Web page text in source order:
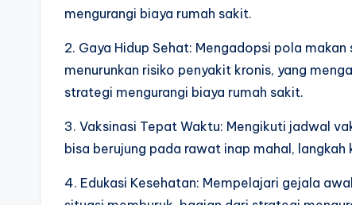
mengurangi biaya rumah sakit.
2. Gaya Hidup Sehat: Mengadopsi pola
menurunkan risiko penyakit kronis, yang
strategi mengurangi biaya rumah sakit.
3. Vaksinasi Tepat Waktu: Mengikuti jadwal
bisa berujung pada rawat inap mahal,
4. Edukasi Kesehatan: Mempelajari gejala